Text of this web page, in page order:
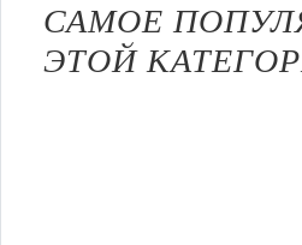
САМОЕ
ЭТОЙ